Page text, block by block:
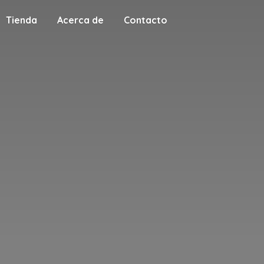
Tienda Acerca de Contacto